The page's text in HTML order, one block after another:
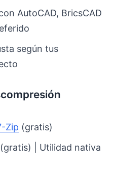
AutoCAD, BricsCAD
según tus
Zip (gratis)
(gratis) | Utilidad nativa